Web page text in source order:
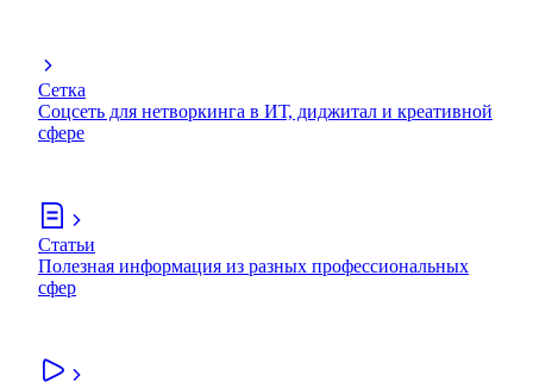
Сетка
Соцсеть для нетворкинга в ИТ, диджитал и креативной
сфере
Статьи
Полезная информация из разных профессиональных
сфер